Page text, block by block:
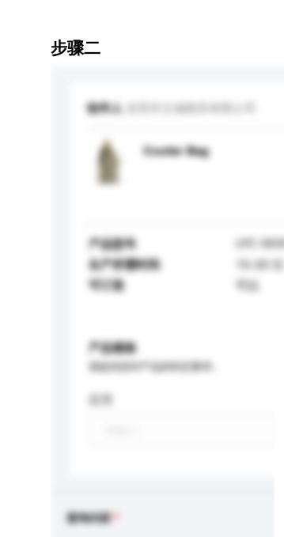
步骤二
收件人
Cooler Bag
产品型号
LYC-5033
生产所需时间
可订造
可以
产品规格
查询内容